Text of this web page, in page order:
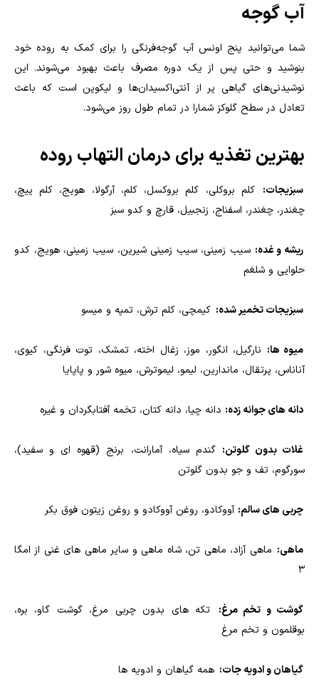
آب گوجه
شما می‌توانید پنج اونس آب گوجه‌فرنگی را برای کمک به روده خود
بنوشید و حتی پس از یک دوره مصرف باعث بهبود می‌شوند. این
نوشیدنی‌های گیاهی پر از آنتی‌اکسیدان‌ها و لیکوپن است که باعث
تعادل در سطح گلوکز شمارا در تمام طول روز می‌شود.
بهترین تغذیه برای درمان التهاب روده
سبزیجات: کلم بروکلی، کلم بروکسل، کلم، آرگولا، هویج، کلم پیچ،
چغندر، چغندر، اسفناج، زنجبیل، قارچ و کدو سبز
ریشه و غده: سیب زمینی، سیب زمینی شیرین، سیب زمینی، هویج، کدو
حلوایی و شلغم
سبزیجات تخمیر شده: کیمچی، کلم ترش، تمپه و میسو
میوه ها: نارگیل، انگور، موز، زغال اخته، تمشک، توت فرنگی، کیوی،
آناناس، پرتقال، ماندارین، لیمو، لیموترش، میوه شور و پاپایا
دانه های جوانه زده: دانه چیا، دانه کتان، تخمه آفتابگردان و غیره
غلات بدون گلوتن: گندم سیاه، آمارانت، برنج (قهوه ای و سفید)،
سورگوم، تف و جو بدون گلوتن
چربی های سالم: آووکادو، روغن آووکادو و روغن زیتون فوق بکر
ماهی: ماهی آزاد، ماهی تن، شاه ماهی و سایر ماهی های غنی از امگا
3
گوشت و تخم مرغ:
تکه های بدون چربی مرغ، گوشت گاو، بره،
بوقلمون و تخم مرغ
گیاهان و ادویه جات: همه گیاهان و ادویه ها